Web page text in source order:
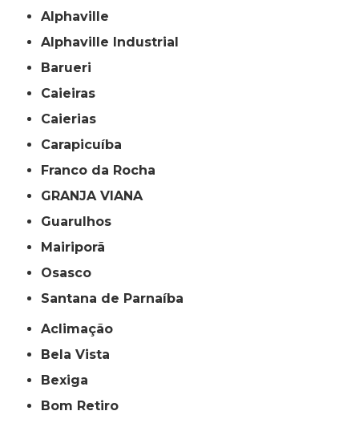
Alphaville
Alphaville Industrial
Barueri
Caieiras
Caierias
Carapicuíba
Franco da Rocha
GRANJA VIANA
Guarulhos
Mairiporã
Osasco
Santana de Parnaíba
Aclimação
Bela Vista
Bexiga
Bom Retiro